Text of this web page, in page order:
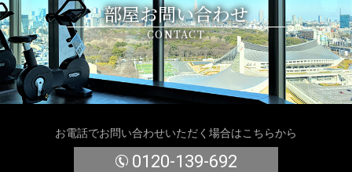
部屋お問い合わせ
CONTACT
お電話でお問い合わせいただく場合はこちらから
0120-139-692